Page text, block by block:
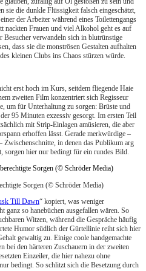
sie die dunkle Flüssigkeit falsch eingeschätzt,
der Arbeiter während eines Toilettengangs
nackten Frauen und viel Alkohol geht es auf
Besucher verwandeln sich in blutrünstige
dass sie die monströsen Gestalten aufhalten
kleinen Clubs ins Chaos stürzen würde.
erst hoch im Kurs, seitdem fliegende Haie
zweiten Film konzentriert sich Regisseur
um für Unterhaltung zu sorgen: Brüste und
95 Minuten exzessiv gesorgt. Im ersten Teil
mit Strip-Einlagen amüsieren, die aber
erhoffen lässt. Gerade merkwürdige –
in denen das Publikum arg
sorgen hier nur bedingt für ein rundes Bild.
Sorgen (© Schröder Media)
Till Dawn“ kopiert, was weniger
ganz so hanebüchen ausgefallen wären. So
Witzen, während die Gespräche häufig
Humor südlich der Gürtellinie reiht sich hier
gewaltig zu. Einige coole handgemachte
bei den härteren Zuschauern in der zweiten
Einzeiler, die hier nahezu ohne
bedingt. So schlitzt sich die Besetzung durch